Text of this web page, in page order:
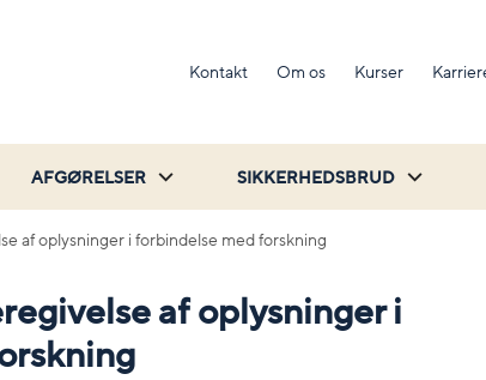
Kontakt Om os Kurser
AFGØRELSER SIKKERHEDSBRUD
af oplysninger i forbindelse med forskning
af oplysninger i